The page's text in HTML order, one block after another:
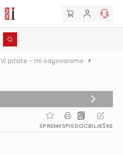
Vi pitate - mi odgovaramo >
SPREMIISPISDOCBILJEŠKE